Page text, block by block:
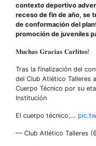
contexto deportivo
receso de fin de año, se
de conformación del
promoción de juveniles
𝐌𝐮𝐜𝐡𝐚𝐬 𝐆𝐫𝐚𝐜𝐢𝐚𝐬 𝐂𝐚𝐫𝐥𝐢𝐭𝐨𝐬!
Tras la finalización del
del Club Atlético Talleres
Cuerpo Técnico por su
Institución
El cuerpo técnico,…
— Club Atlético Talleres